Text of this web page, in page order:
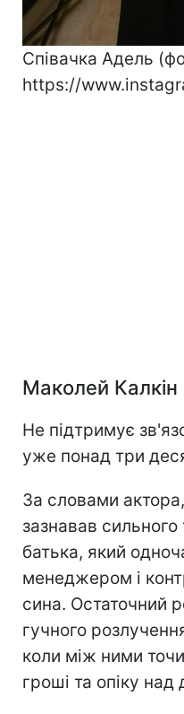
Співачка Адель
https://
Маколей Калкін
Не підтримує
уже понад три
За словами актора,
зазнавав сильного
батька, який
менеджером і
сина. Остаточний
гучного
коли між ними
гроші та опіку над